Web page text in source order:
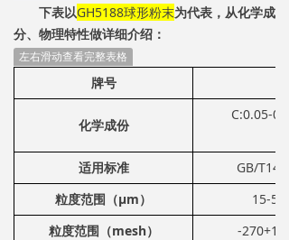
下表以GH5188球形粉末为代表，从化学成
分、物理特性做详细介绍：
左右滑动查看完整表格
牌号
化学成份
C:0.05-
适用标准
GB/
粒度范围（μm）
15-53
粒度范围（mesh）
-